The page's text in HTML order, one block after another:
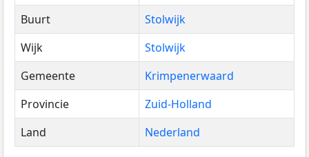
Buurt
Stolwijk
Wijk
Stolwijk
Gemeente
Krimpenerwaard
Provincie
Zuid-Holland
Land
Nederland